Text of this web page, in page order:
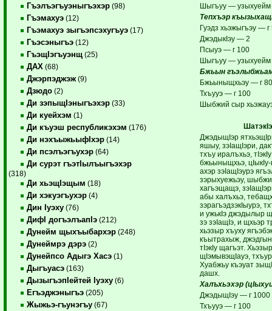
Гъэлъэгъуэныгъэхэр (98)
Гъэмахуэ (12)
Гъэмахуэ зыгъэпсэхугъуэ (17)
Гъэсэныгъэ (12)
ГъэщIэгъуэнщ (25)
ДАХ (68)
Джэрпэджэж (9)
Дзюдо (2)
Ди зэпыщIэныгъэхэр (33)
Ди куейхэм (1)
Ди къуэш республикэхэм (176)
Ди нэхъыжьыфIхэр (14)
Ди псэлъэгъухэр (64)
Ди сурэт гъэтIылъыгъэхэр
(318)
Ди хьэщIэщым (18)
Ди хэкуэгъухэр (4)
Дин Iуэху (76)
ДифI догъэлъапIэ (212)
Дунейм щыхъыбархэр (248)
Дунеймрэ дэрэ (2)
Дунейпсо Адыгэ Хасэ (1)
Дыгъуасэ (163)
ДызыгъэпIейтей Iуэху (6)
Егъэджэныгъэ (205)
Жыжьэ-гъунэгъу (67)
Шыгъуу — узыхуейм
Тепхъэр
Гуэдз хьэжыгъэу — г
ДжэдыкIэу — 2
Псыуэ — г 100
Шыгъуу — узыхуейм
Бжьын
Бжьыныщхьэу — г 80
Тхъууэ — г 100
Шыбжий сыр
ДжэдыщIэр
яшыу, зэIащIэри,
тхъу иралъхьэ,
бжьыныщхьэ, цIыкIу-
ахэр зэIащIэурэ
зэрыхуежьэу,
хагъэщащэ,
абы халъхьэ,
зэрагъэдзэкIыурэ,
и ужькIэ джэдылыр
зэ зэIащIэ, и щхьэр
хьэзыр хъуху
къытрахыж,
тIэкIу щагъэт.
щIэмывэщIауэ,
Хуабжьу къэуат
дашх.
Халъхьэхэр
ДжэдыщIэу — г 1000
Тхъууэ — г 100